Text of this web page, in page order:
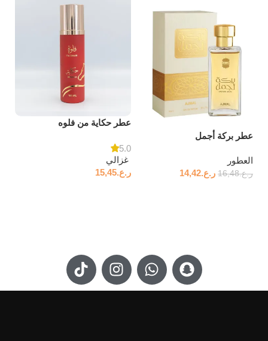
عطر بركة أجمل
العطور
ر.ع.16,48 ر.ع.14,42
عطر حكاية من فلوه
5.0
ر.ع.15,45